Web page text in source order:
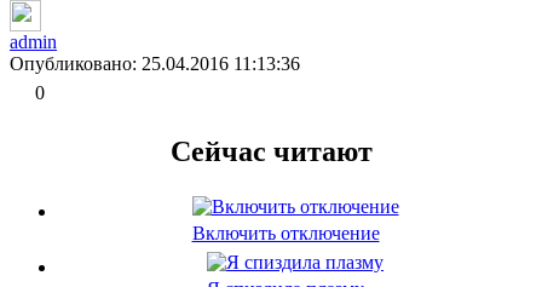
admin
Опубликовано: 25.04.2016 11:13:36
0
Сейчас читают
Включить отключение